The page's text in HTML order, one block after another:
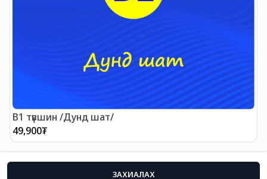
ЗАХИАЛАХ
B1 түвшин /Дунд шат/
49,900₮